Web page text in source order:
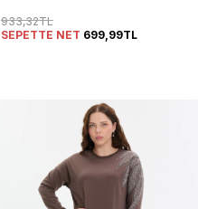
933,32TL
SEPETTE NET 699,99TL